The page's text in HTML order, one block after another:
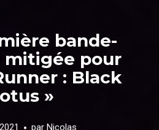
bande-
mitigée pour
: Black
»
par Nicolas